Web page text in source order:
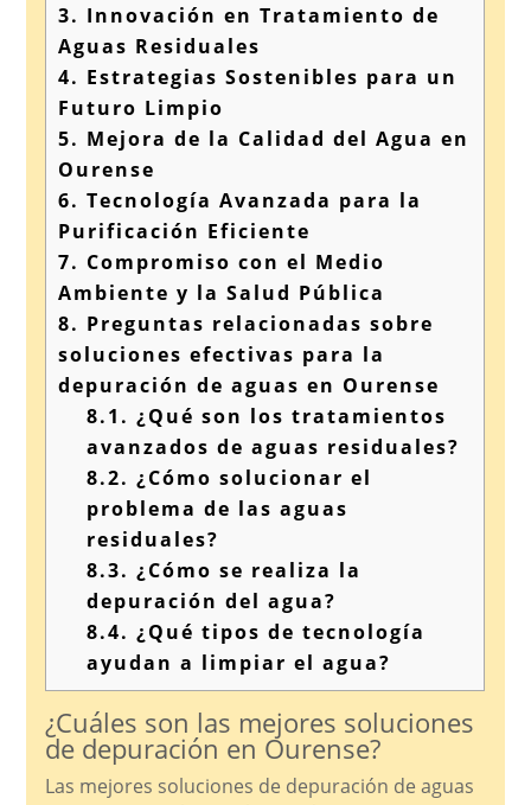
3. Innovación en Tratamiento de
Aguas Residuales
4. Estrategias Sostenibles para un
Futuro Limpio
5. Mejora de la Calidad del Agua en
Ourense
6. Tecnología Avanzada para la
Purificación Eficiente
7. Compromiso con el Medio
Ambiente y la Salud Pública
8. Preguntas relacionadas sobre
soluciones efectivas para la
depuración de aguas en Ourense
8.1. ¿Qué son los tratamientos
avanzados de aguas residuales?
8.2. ¿Cómo solucionar el
problema de las aguas
residuales?
8.3. ¿Cómo se realiza la
depuración del agua?
8.4. ¿Qué tipos de tecnología
ayudan a limpiar el agua?
¿Cuáles son las mejores soluciones
de depuración en Ourense?
Las mejores soluciones de depuración de aguas